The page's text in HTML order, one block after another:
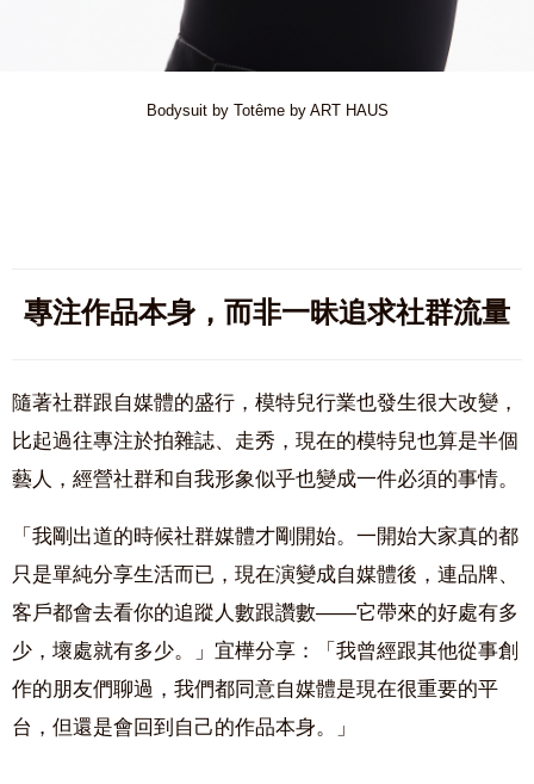
Bodysuit by Totême by ART HAUS
專注作品本身，而非一昧追求社群流量
隨著社群跟自媒體的盛行，模特兒行業也發生很大改變，
比起過往專注於拍雜誌、走秀，現在的模特兒也算是半個
藝人，經營社群和自我形象似乎也變成一件必須的事情。
「我剛出道的時候社群媒體才剛開始。一開始大家真的都
只是單純分享生活而已，現在演變成自媒體後，連品牌、
客戶都會去看你的追蹤人數跟讚數——它帶來的好處有多
少，壞處就有多少。」宜樺分享：「我曾經跟其他從事創
作的朋友們聊過，我們都同意自媒體是現在很重要的平
台，但還是會回到自己的作品本身。」